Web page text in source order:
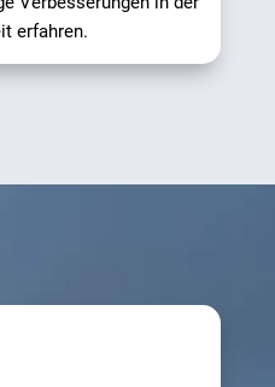
erfahren.